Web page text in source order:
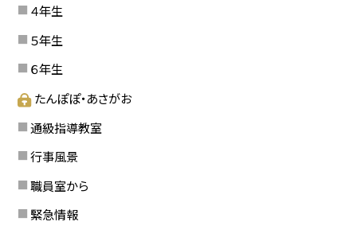
４年生
５年生
６年生
たんぽぽ・あさがお
通級指導教室
行事風景
職員室から
緊急情報